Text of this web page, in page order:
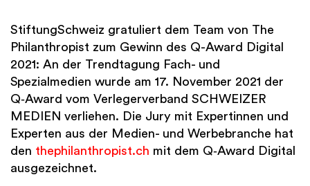
StiftungSchweiz gratuliert dem Team von The
Philanthropist zum Gewinn des Q-Award Digital
2021: An der Trendtagung Fach- und
Spezialmedien wurde am 17. November 2021 der
Q‑Award vom Verlegerverband SCHWEIZER
MEDIEN verliehen. Die Jury mit Expertinnen und
Experten aus der Medien- und Werbebranche hat
den thephilanthropist.ch mit dem Q‑Award Digital
ausgezeichnet.